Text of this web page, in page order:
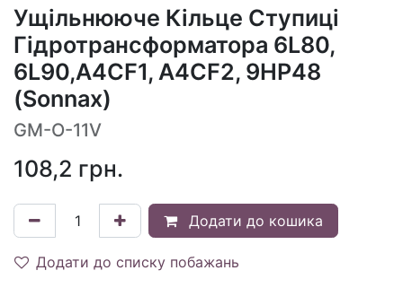
Ущільнююче Кільце Ступиці
Гідротрансформатора 6L80,
6L90,A4CF1, A4CF2, 9HP48
(Sonnax)
GM-O-11V
108,2 грн.
Додати до кошика
Додати до списку побажань